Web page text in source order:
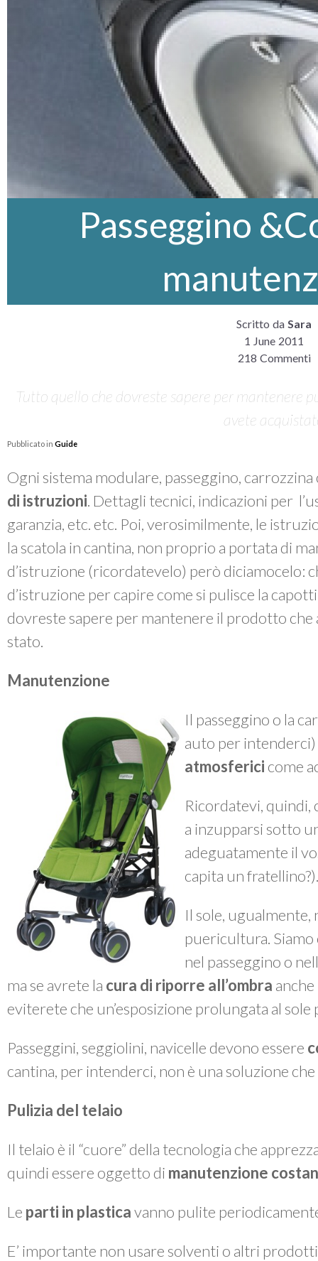
Passeggino
Scritto da Sara
1 June 2011
218 Commenti
Tutto quello che dovreste sapere per mantenere
avete
Pubblicato in Guide
Ogni sistema modulare, passeggino,
di istruzioni. Dettagli tecnici, indicazioni per
garanzia, etc. etc. Poi, verosimilmente, le
la scatola in cantina, non proprio a portata di
d’istruzione (ricordatevelo) però diciamocelo:
d’istruzione per capire come si pulisce la
dovreste sapere per mantenere il prodotto
stato.
Manutenzione
Il passeggino o la
auto per
atmosferici come
Ricordatevi, quindi,
a inzupparsi sotto
adeguatamente il
capita un fratellino?).
Il sole, ugualmente,
puericultura.
nel passeggino o
ma se avrete la cura di riporre all’ombra
eviterete che un’esposizione prolungata al sole
Passeggini, seggiolini, navicelle devono essere
cantina, per intenderci, non è una soluzione
Pulizia del telaio
Il telaio è il “cuore” della tecnologia che
quindi essere oggetto di manutenzione
Le parti in plasticavanno pulite
E’ importante non usare solventi o altri